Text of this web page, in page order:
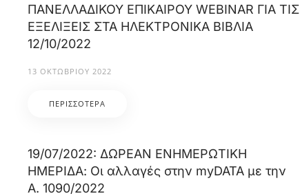
ΠΑΝΕΛΛΑΔΙΚΟΥ ΕΠΙΚΑΙΡΟΥ WEBINAR ΓΙΑ ΤΙΣ
ΕΞΕΛΙΞΕΙΣ ΣΤΑ ΗΛΕΚΤΡΟΝΙΚΑ ΒΙΒΛΙΑ
12/10/2022
13 ΟΚΤΩΒΡΊΟΥ 2022
ΠΕΡΙΣΣΌΤΕΡΑ
19/07/2022: ΔΩΡΕΑΝ ΕΝΗΜΕΡΩΤΙΚΗ
ΗΜΕΡΙΔΑ: Οι αλλαγές στην myDATA με την
Α. 1090/2022